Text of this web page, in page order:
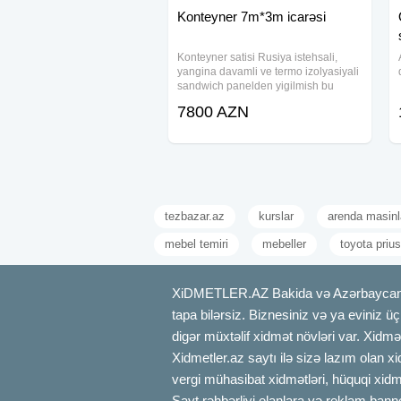
Konteyner 7m*3m icarəsi
Konteyner satisi Rusiya istehsali,
yangina davamli ve termo izolyasiyali
sandwich panelden yigilmish bu
oxshayacaqdir. - Uzunluq: 7m - En:
1 otaq. -
7800 AZN
tezbazar.az kurslar arenda
mebel temiri mebeller toyota
XiDMETLER.AZ Bakida və
tapa bilərsiz. Biznesiniz və ya eviniz
digər müxtəlif xidmət növləri var.
Xidmetler.az saytı ilə sizə lazım olan
vergi mühasibat xidmətləri, hüquqi